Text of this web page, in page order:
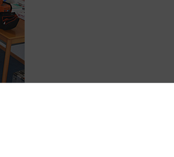
bei der richtigen Therapie
üben Notfallmedizin